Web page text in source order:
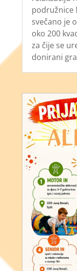
podružnice
svečano je
oko 200
za čije se
donirani